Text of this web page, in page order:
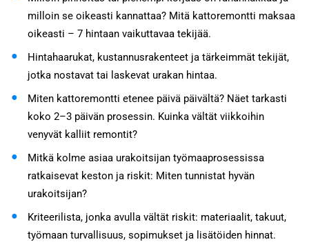
milloin se oikeasti kannattaa? Mitä kattoremontti maksaa
oikeasti – 7 hintaan vaikuttavaa tekijää.
Hintahaarukat, kustannusrakenteet ja tärkeimmät tekijät,
jotka nostavat tai laskevat urakan hintaa.
Miten kattoremontti etenee päivä päivältä? Näet tarkasti
koko 2–3 päivän prosessin. Kuinka vältät viikkoihin
venyvät kalliit remontit?
Mitkä kolme asiaa urakoitsijan työmaaprosessissa
ratkaisevat keston ja riskit: Miten tunnistat hyvän
urakoitsijan?
Kriteerilista, jonka avulla vältät riskit: materiaalit, takuut,
työmaan turvallisuus, sopimukset ja lisätöiden hinnat.